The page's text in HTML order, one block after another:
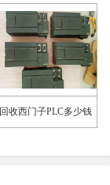
回收西门子PLC多少钱